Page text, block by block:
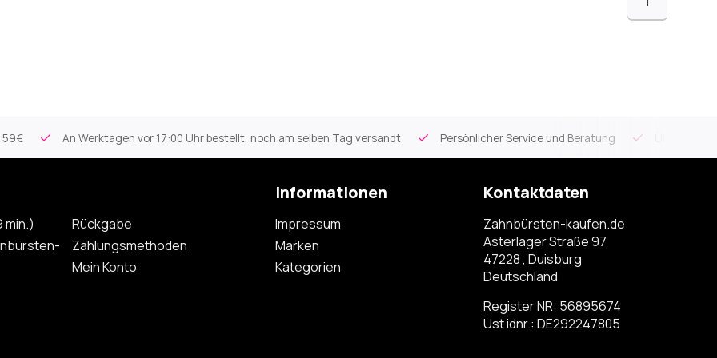
59€ An Werktagen vor 17:00 Uhr bestellt, noch am selben Tag versandt Persönlicher Service und Beratung
min.)
Rückgabe
Zahlungsmethoden
Mein Konto
Informationen
Impressum
Marken
Kategorien
Kontaktdaten
Zahnbürsten-kaufen.de
Asterlager Straße 97
47228 , Duisburg
Deutschland
Register NR: 56895674
Ust idnr.: DE292247805